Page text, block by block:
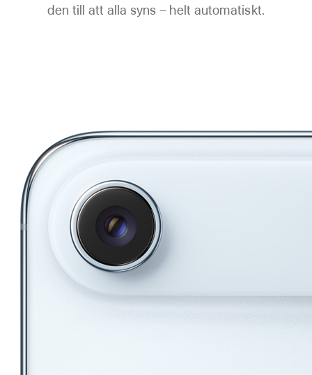
den till att alla syns – helt automatiskt.